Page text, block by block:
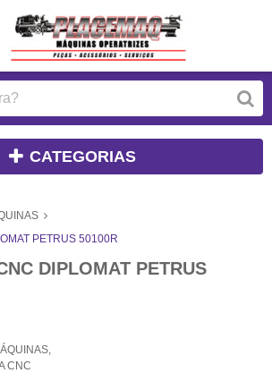
CATEGORIAS
PETRUS 50100R
DIPLOMAT PETRUS
CNC